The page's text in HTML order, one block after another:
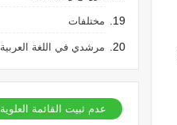
مختلفات
مرشدي في اللغة العربية
عدم ثبيت القائمة العلوية